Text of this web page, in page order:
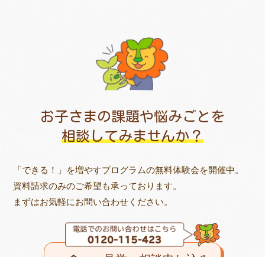
お子さまの課題や悩みごとを
相談してみませんか？
「できる！」を増やすプログラムの無料体験会を開催中。
資料請求のみのご希望も承っております。
まずはお気軽にお問い合わせください。